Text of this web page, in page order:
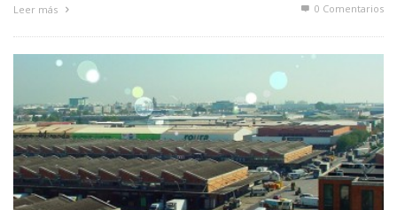
Leer más 0 Comentarios